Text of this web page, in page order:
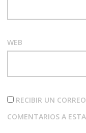
WEB
RECIBIR UN
COMENTARIOS A